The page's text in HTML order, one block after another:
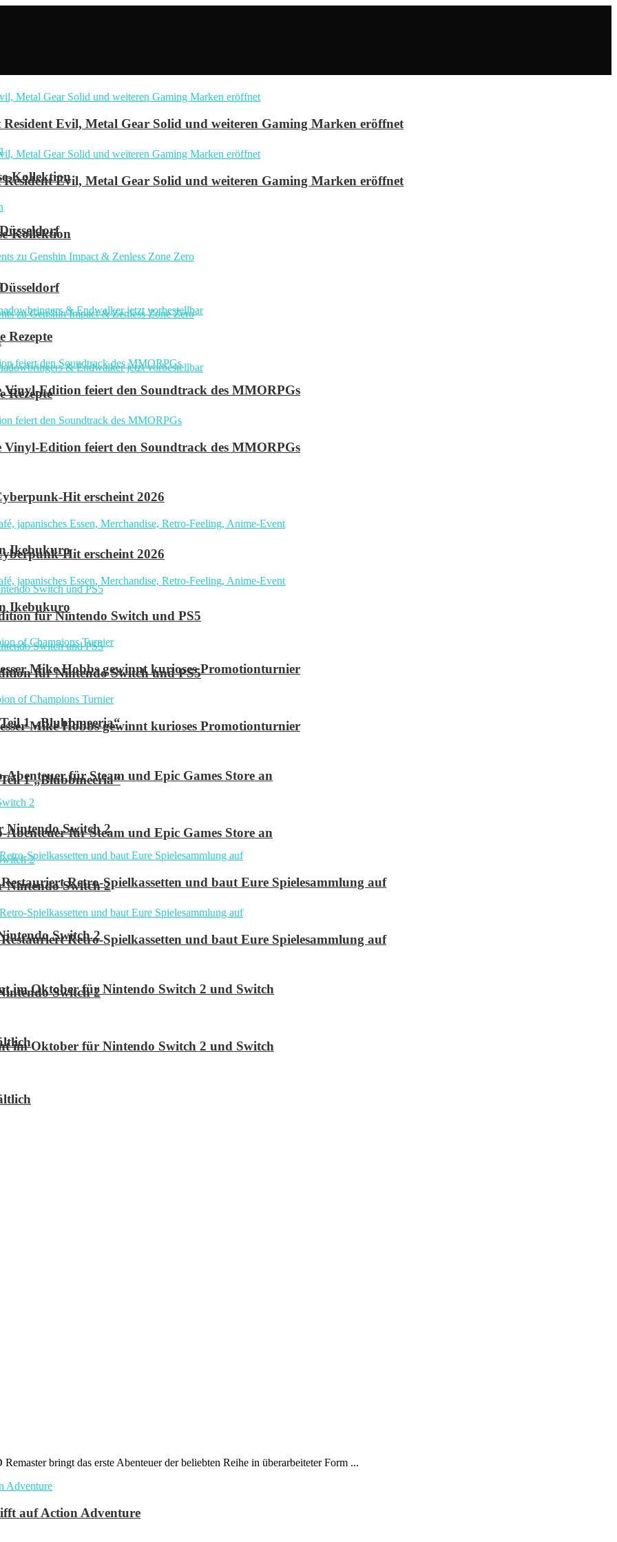
Evil, Metal Gear Solid und weiteren Gaming Marken eröffnet
Kollektion
Rezepte
Edition feiert den Soundtrack des MMORPGs
Hit erscheint 2026
Ikebukuro
für Nintendo Switch und PS5
Mike Hobbs gewinnt kurioses Promotionturnier
1 „Blubbmeeria“
für Steam und Epic Games Store an
Nintendo Switch 2
Retro-Spielkassetten und baut Eure Spielesammlung auf
Switch 2
im Oktober für Nintendo Switch 2 und Switch
Evil, Metal Gear Solid und weiteren Gaming Marken eröffnet
Kollektion
Rezepte
Edition feiert den Soundtrack des MMORPGs
Hit erscheint 2026
Ikebukuro
für Nintendo Switch und PS5
Mike Hobbs gewinnt kurioses Promotionturnier
1 „Blubbmeeria“
für Steam und Epic Games Store an
Nintendo Switch 2
Retro-Spielkassetten und baut Eure Spielesammlung auf
Switch 2
im Oktober für Nintendo Switch 2 und Switch
bringt das erste Abenteuer der beliebten Reihe in überarbeiteter Form ...
auf Action Adventure